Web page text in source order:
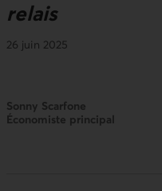
relais
26 juin 2025
Sonny Scarfone
Économiste principal